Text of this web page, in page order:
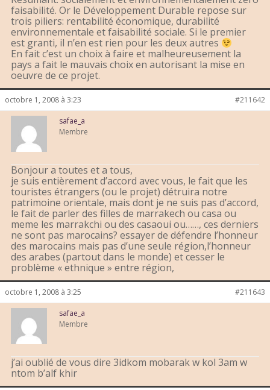
faisabilité. Or le Développement Durable repose sur
trois piliers: rentabilité économique, durabilité
environnementale et faisabilité sociale. Si le premier
est granti, il n’en est rien pour les deux autres
En fait c’est un choix à faire et malheureusement la
pays a fait le mauvais choix en autorisant la mise en
oeuvre de ce projet.
octobre 1, 2008 à 3:23 #211642
safae_a
Membre
Bonjour a toutes et a tous,
je suis entièrement d’accord avec vous, le fait que les
touristes étrangers (ou le projet) détruira notre
patrimoine orientale, mais dont je ne suis pas d’accord,
le fait de parler des filles de marrakech ou casa ou
meme les marrakchi ou des casaoui ou……, ces derniers
ne sont pas marocains? essayer de défendre l’honneur
des marocains mais pas d’une seule région,l’honneur
des arabes (partout dans le monde) et cesser le
problème « ethnique » entre région,
octobre 1, 2008 à 3:25 #211643
safae_a
Membre
j’ai oublié de vous dire 3idkom mobarak w kol 3am w
ntom b’alf khir